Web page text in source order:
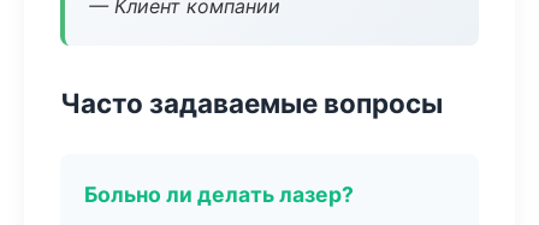
— Клиент компании
Часто задаваемые вопросы
Больно ли делать лазер?